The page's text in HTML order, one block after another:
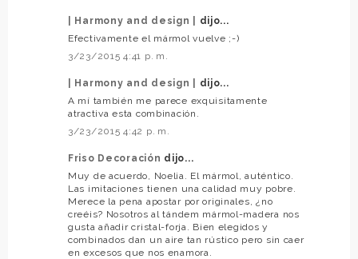
| Harmony and design |
dijo...
Efectivamente el mármol vuelve ;-)
3/23/2015 4:41 p. m.
| Harmony and design |
dijo...
A mí también me parece exquisitamente
atractiva esta combinación.
3/23/2015 4:42 p. m.
Friso Decoración dijo...
Muy de acuerdo, Noelia. El mármol, auténtico.
Las imitaciones tienen una calidad muy pobre.
Merece la pena apostar por originales, ¿no
creéis? Nosotros al tándem mármol-madera nos
gusta añadir cristal-forja. Bien elegidos y
combinados dan un aire tan rústico pero sin caer
en excesos que nos enamora.